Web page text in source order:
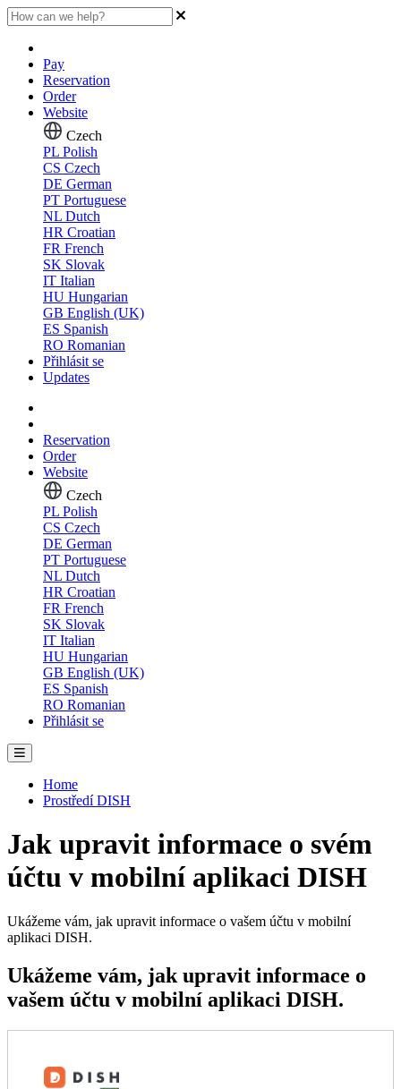
Pay
Reservation
Order
Website
Czech
PL Polish
CS Czech
DE German
PT Portuguese
NL Dutch
HR Croatian
FR French
SK Slovak
IT Italian
HU Hungarian
GB English (UK)
ES Spanish
RO Romanian
Přihlásit se
Updates
Reservation
Order
Website
Czech
PL Polish
CS Czech
DE German
PT Portuguese
NL Dutch
HR Croatian
FR French
SK Slovak
IT Italian
HU Hungarian
GB English (UK)
ES Spanish
RO Romanian
Přihlásit se
Home
Prostředí DISH
Jak upravit informace o svém
účtu v mobilní aplikaci DISH
Ukážeme vám, jak upravit informace o vašem účtu v mobilní
aplikaci DISH.
Ukážeme vám, jak upravit informace o
vašem účtu v mobilní aplikaci DISH.